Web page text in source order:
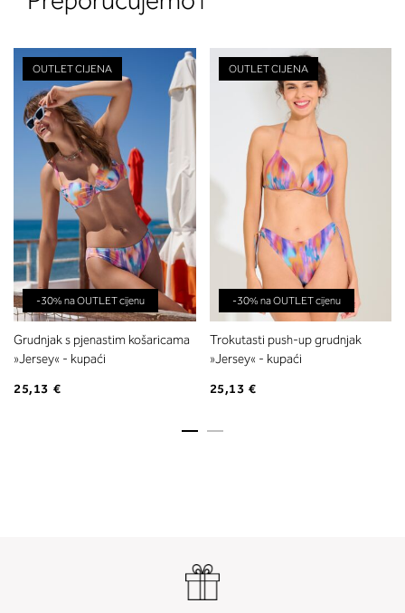
-30% na OUTLET cijenu
OUTLET CIJENA
Grudnjak s pjenastim košaricama
»Jersey« - kupaći
25,13 €
OUTLET CIJENA
-30% na OUTLET cijenu
Trokutasti push-up grudnjak
»Jersey« - kupaći
25,13 €